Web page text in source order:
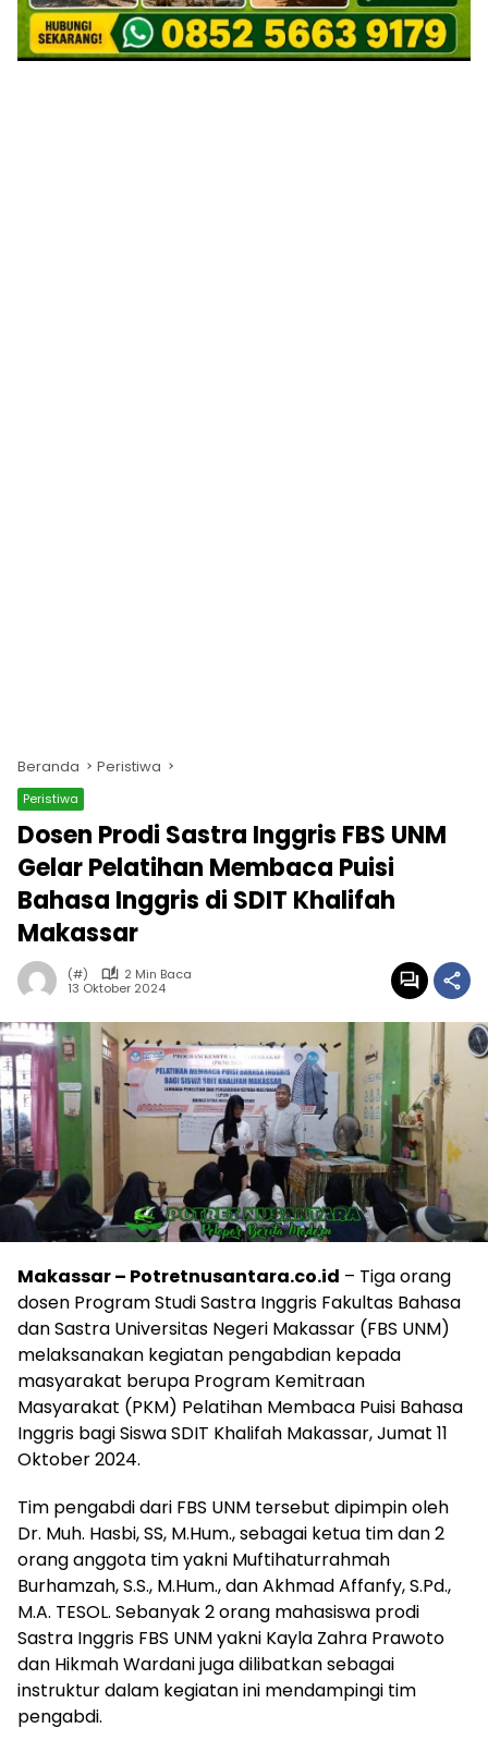
Beranda Peristiwa
Peristiwa
Dosen Prodi Sastra Inggris FBS UNM
Gelar Pelatihan Membaca Puisi
Bahasa Inggris di SDIT Khalifah
Makassar
(#)
2 Min Baca
13 Oktober 2024
Makassar – Potretnusantara.co.id – Tiga orang
dosen Program Studi Sastra Inggris Fakultas Bahasa
dan Sastra Universitas Negeri Makassar (FBS UNM)
melaksanakan kegiatan pengabdian kepada
masyarakat berupa Program Kemitraan
Masyarakat (PKM) Pelatihan Membaca Puisi Bahasa
Inggris bagi Siswa SDIT Khalifah Makassar, Jumat 11
Oktober 2024.
Tim pengabdi dari FBS UNM tersebut dipimpin oleh
Dr. Muh. Hasbi, SS, M.Hum., sebagai ketua tim dan 2
orang anggota tim yakni Muftihaturrahmah
Burhamzah, S.S., M.Hum., dan Akhmad Affanfy, S.Pd.,
M.A. TESOL. Sebanyak 2 orang mahasiswa prodi
Sastra Inggris FBS UNM yakni Kayla Zahra Prawoto
dan Hikmah Wardani juga dilibatkan sebagai
instruktur dalam kegiatan ini mendampingi tim
pengabdi.